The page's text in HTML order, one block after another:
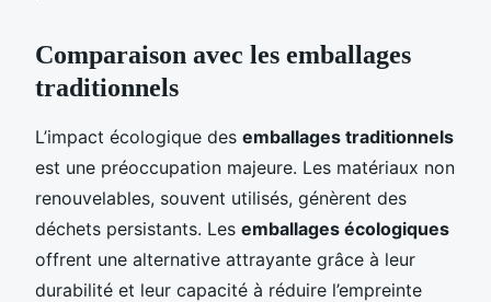
Comparaison avec les emballages
traditionnels
L’impact écologique des emballages traditionnels
est une préoccupation majeure. Les matériaux non
renouvelables, souvent utilisés, génèrent des
déchets persistants. Les emballages écologiques
offrent une alternative attrayante grâce à leur
durabilité et leur capacité à réduire l’empreinte